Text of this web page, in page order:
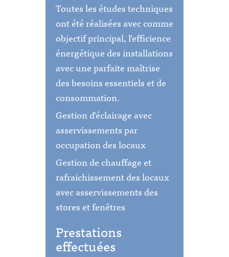
Toutes les études techniques
ont été réalisées avec comme
objectif principal, l’efficience
énergétique des installations
avec une parfaite maîtrise
des besoins essentiels et de
consommation.
Gestion d’éclairage avec
asservissements par
occupation des locaux
Gestion de chauffage et
rafraichissement des locaux
avec asservissements des
stores et fenêtres
Prestations
effectuées